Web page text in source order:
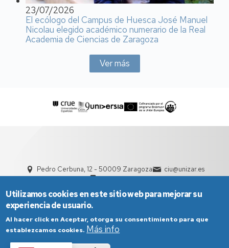
23/07/2026
El ecólogo del Campus de Huesca José Manuel
Nicolau elegido académico numerario de la Real
Academia de Ciencias de Zaragoza
Ver más
Pedro Cerbuna, 12 - 50009 Zaragoza
ciu@unizar.es
Utilizamos cookies en este sitio web para mejorar su
experiencia de usuario.
Al hacer click en Aceptar, otorga su consentimiento para que
establezcamos cookies. Más info